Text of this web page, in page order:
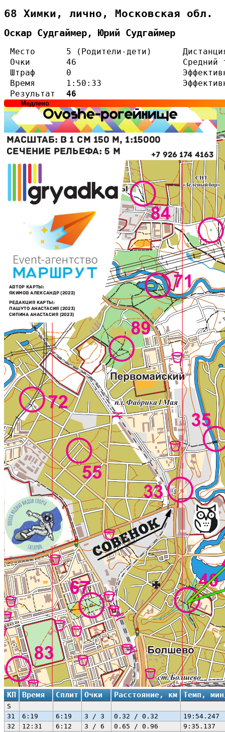
68 Химки, лично, Московская обл.
Оскар Судгаймер, Юрий Судгаймер
Место 5 (Родители-дети)
Очки
46
Средний
Штраф
0
Время
1:50:33
Результат
46
Медлено
КП Время Сплит Очки Расстояние, км Темп,
S
31
6:19 6:19 3 / 3 0.32 / 0.32
19:54.247
32
12:31 6:12 3 / 6 0.65 / 0.96
9:35.137